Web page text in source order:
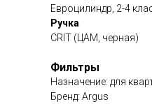
Евроцилиндр, 2-4
Ручка
CRIT (ЦАМ, черная)
Фильтры
Назначение: для
Бренд: Argus